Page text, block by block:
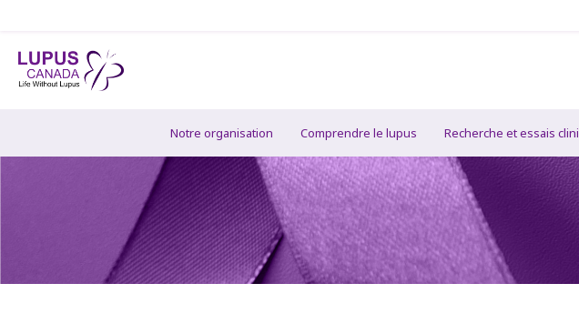
Notre organisation Comprendre le lupus Recherche et essais